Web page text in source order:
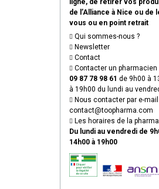
ligne, de retirer vos
de l’Alliance à Nice ou
vous ou en point retrait
Qui sommes-nous ?
Newsletter
Contact
Contacter un
09 87 78 98 61 de 9h00 à
à 19h00 du lundi au
Nous contacter par e-mail
contact@toopharma.com
Les horaires de la
Du lundi au vendredi de
14h00 à 19h00